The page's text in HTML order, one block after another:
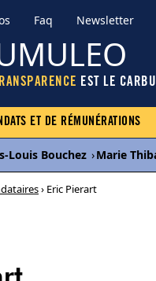
Faq Newsletter
EST LE
ET DE RÉMUNÉRATIONS
Louis Bouchez ›Marie
› Eric Pierart